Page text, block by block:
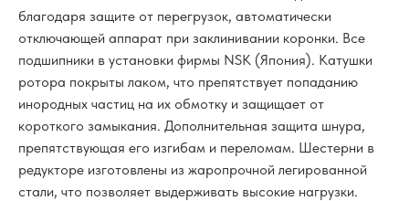
благодаря защите от перегрузок, автоматически
отключающей аппарат при заклинивании коронки. Все
подшипники в установки фирмы NSK (Япония). Катушки
ротора покрыты лаком, что препятствует попаданию
инородных частиц на их обмотку и защищает от
короткого замыкания. Дополнительная защита шнура,
препятствующая его изгибам и переломам. Шестерни в
редукторе изготовлены из жаропрочной легированной
стали, что позволяет выдерживать высокие нагрузки.